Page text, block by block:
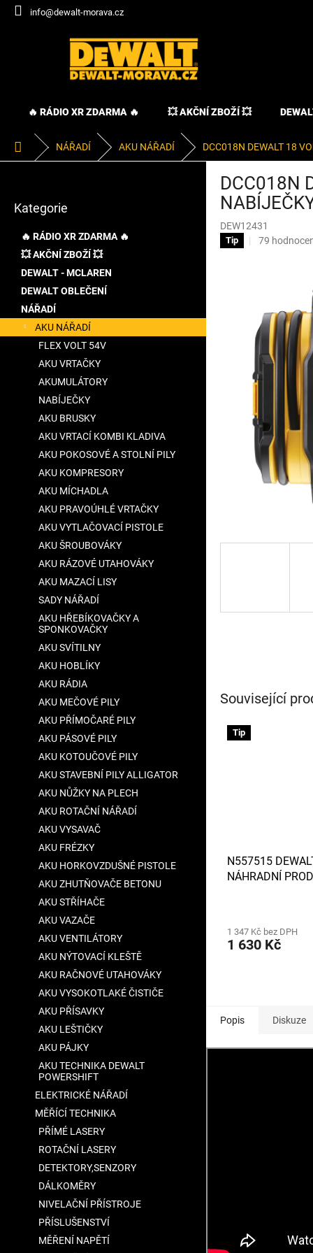
Přejít
info@dewalt-morava.cz
🔥 RÁDIO XR ZDARMA 🔥 💥 AKČNÍ ZBOŽÍ 💥
Domů NÁŘADÍ AKU NÁŘADÍ DCC018N DEWALT 18
a
n
kategorie
Kategorie
🔥 RÁDIO XR ZDARMA 🔥
💥 AKČNÍ ZBOŽÍ 💥
DEWALT - MCLAREN
DEWALT OBLEČENÍ
NÁŘADÍ
AKU NÁŘADÍ
FLEX VOLT 54V
AKU VRTAČKY
AKUMULÁTORY
NABÍJEČKY
AKU BRUSKY
AKU VRTACÍ KOMBI KLADIVA
AKU POKOSOVÉ A STOLNÍ PILY
AKU KOMPRESORY
AKU MÍCHADLA
AKU PRAVOÚHLÉ VRTAČKY
AKU VYTLAČOVACÍ PISTOLE
AKU ŠROUBOVÁKY
AKU RÁZOVÉ UTAHOVÁKY
AKU MAZACÍ LISY
SADY NÁŘADÍ
AKU HŘEBÍKOVAČKY A
SPONKOVAČKY
AKU SVÍTILNY
AKU HOBLÍKY
AKU RÁDIA
AKU MEČOVÉ PILY
AKU PŘÍMOČARÉ PILY
AKU PÁSOVÉ PILY
AKU KOTOUČOVÉ PILY
AKU STAVEBNÍ PILY ALLIGATOR
AKU NŮŽKY NA PLECH
AKU ROTAČNÍ NÁŘADÍ
AKU VYSAVAČ
AKU FRÉZKY
AKU HORKOVZDUŠNÉ PISTOLE
AKU ZHUTŇOVAČE BETONU
AKU STŘÍHAČE
AKU VAZAČE
AKU VENTILÁTORY
AKU NÝTOVACÍ KLEŠTĚ
AKU RAČNOVÉ UTAHOVÁKY
AKU VYSOKOTLAKÉ ČISTIČE
AKU PŘÍSAVKY
AKU LEŠTIČKY
AKU PÁJKY
AKU TECHNIKA DEWALT
POWERSHIFT
ELEKTRICKÉ NÁŘADÍ
MĚŘÍCÍ TECHNIKA
PŘÍMÉ LASERY
ROTAČNÍ LASERY
DETEKTORY,SENZORY
DÁLKOMĚRY
NIVELAČNÍ PŘÍSTROJE
PŘÍSLUŠENSTVÍ
MĚŘENÍ NAPĚTÍ
DCC018N
DEW12431
Tip
Průměrné
5
hvězdiček.
79
Související
Tip
N557515
NÁHRADNÍ
KOMPRESOR
1 347 Kč bez DPH
1 630 Kč
Popis Diskuze